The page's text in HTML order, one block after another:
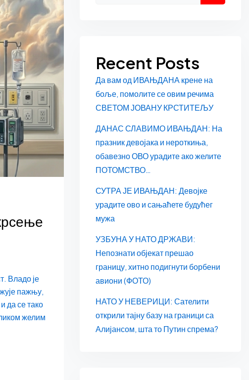
Владо је
пажњу,
да се тако
желим
Recent Posts
Да вам од ИВАЊДАНА крене на
боље, помолите се овим речима
СВЕТОМ ЈОВАНУ КРСТИТЕЉУ
ДАНАС СЛАВИМО ИВАЊДАН: На
празник девојака и нероткиња,
обавезно ОВО урадите ако желите
ПОТОМСТВО…
СУТРА ЈЕ ИВАЊДАН: Девојке
урадите ово и сањаћете будућег
мужа
УЗБУНА У НАТО ДРЖАВИ:
Непознати објекат прешао
границу, хитно подигнути борбени
авиони (ФОТО)
НАТО У НЕВЕРИЦИ: Сателити
открили тајну базу на граници са
Алијансом, шта то Путин спрема?